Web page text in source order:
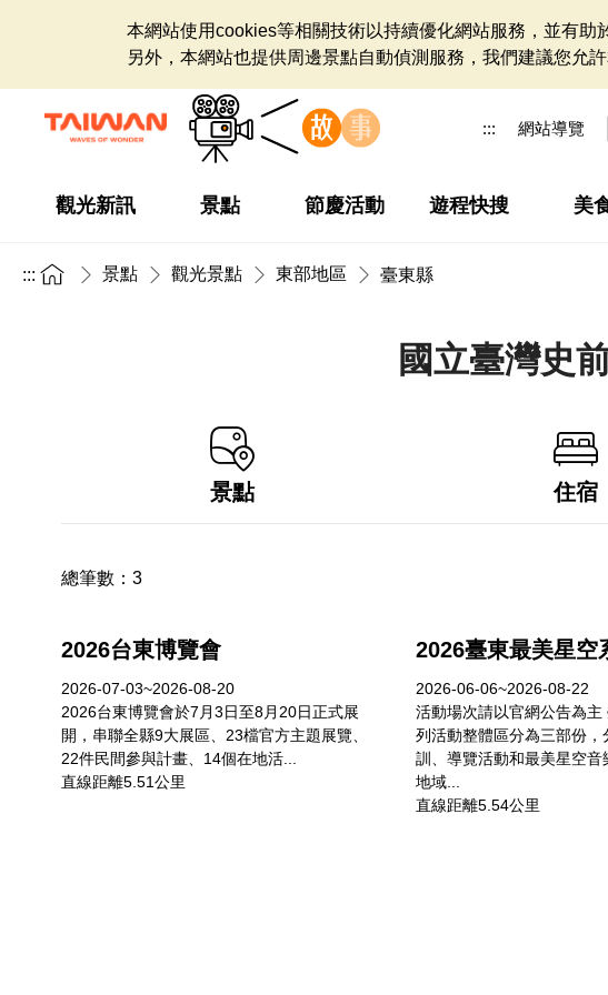
本網站使用cookies等相關技術以持續優化網站服務，並有助
另外，本網站也提供周邊景點自動偵測服務，我們建議您允
::: 網站導覽
觀光新訊 景點 節慶活動 遊程快搜 美
::: 景點 觀光景點 東部地區 臺東縣
國立臺灣史
景點 住宿
總筆數： 3
2026台東博覽會
2026-07-03~2026-08-20
2026台東博覽會於7月3日至8月20日正式展
開，串聯全縣9大展區、23檔官方主題展覽、
22件民間參與計畫、14個在地活...
直線距離5.51公里
2026臺東最美星空
2026-06-06~2026-08-22
活動場次請以官網公告為主
列活動整體區分為三部份，
訓、導覽活動和最美星空音
地域...
直線距離5.54公里